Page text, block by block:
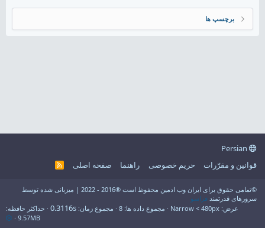
برچسپ ها
قوانین و مقرّرات
حریم خصوصی راهنما صفحه اصلی
R
©تمامی حقوق برای ایران وب ادمین محفوظ است ®2016 - 2022 | میزبانی شده توسط
سرورهای قدرتمند فراسو
عرض
مجموع داده ها 8 مجموع زمان 0.3116s
حداکثر حافظه
9.57MB